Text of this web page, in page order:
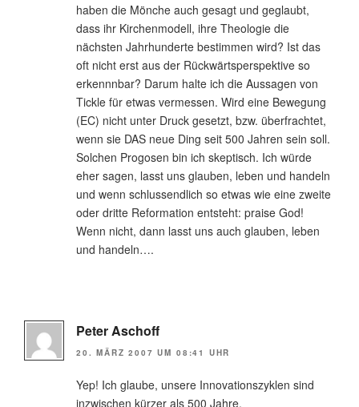
haben die Mönche auch gesagt und geglaubt,
dass ihr Kirchenmodell, ihre Theologie die
nächsten Jahrhunderte bestimmen wird? Ist das
oft nicht erst aus der Rückwärtsperspektive so
erkennnbar? Darum halte ich die Aussagen von
Tickle für etwas vermessen. Wird eine Bewegung
(EC) nicht unter Druck gesetzt, bzw. überfrachtet,
wenn sie DAS neue Ding seit 500 Jahren sein soll.
Solchen Progosen bin ich skeptisch. Ich würde
eher sagen, lasst uns glauben, leben und handeln
und wenn schlussendlich so etwas wie eine zweite
oder dritte Reformation entsteht: praise God!
Wenn nicht, dann lasst uns auch glauben, leben
und handeln….
Peter Aschoff
20. MÄRZ 2007 UM 08:41 UHR
Yep! Ich glaube, unsere Innovationszyklen sind
inzwischen kürzer als 500 Jahre.